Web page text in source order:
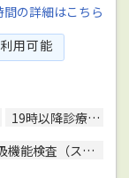
間の詳細はこちら
用可能
19時以降診療可
検査（スパイロメトリー）